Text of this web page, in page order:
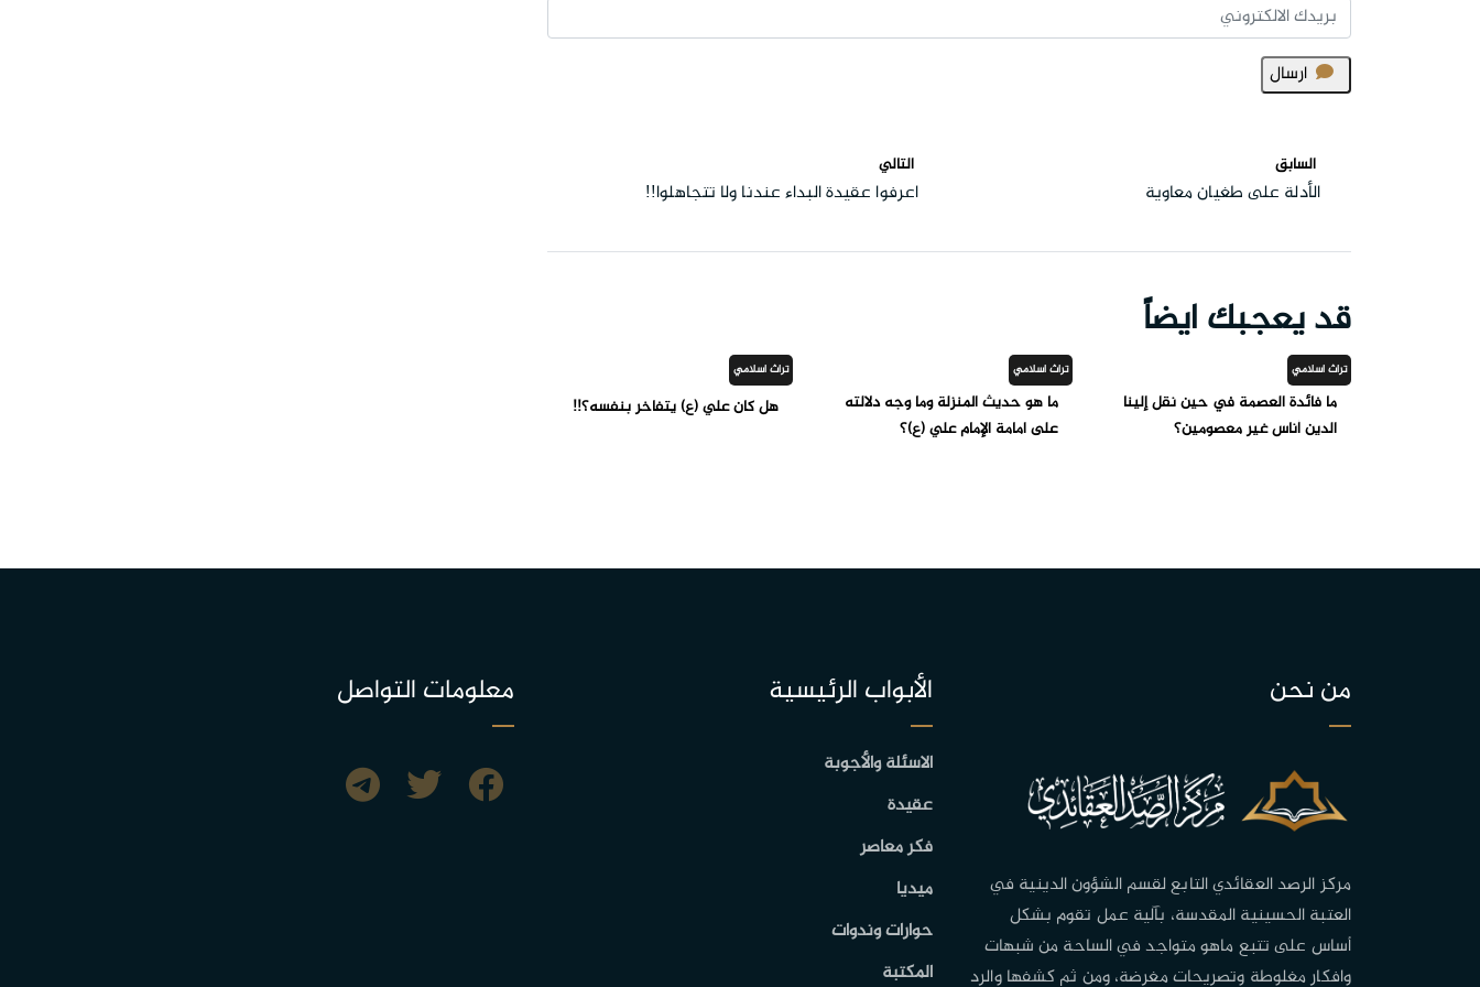
ارسال
السابق
الأدلة على طغيان معاوية
التالي
اعرفوا عقيدة البداء عندنا ولا تتجاهلوا!!
قد يعجبك ايضاً
تراث اسلامي
ما فائدة العصمة في حين نقل إلينا
الدين أناس غير معصومين؟
تراث اسلامي
ما هو حديث المنزلة وما وجه دلالته
على امامة الإمام علي (ع)؟
تراث اسلامي
هل كان علي (ع) يتفاخر بنفسه؟!!
من نحن
مركز الرصد العقائدي التابع لقسم الشؤون الدينية في
العتبة الحسينية المقدسة، بآلية عمل تقوم بشكل
أساس على تتبع ماهو متواجد في الساحة من شبهات
وافكار مغلوطة وتصريحات مغرضة، ومن ثم كشفها والرد
الأبواب الرئيسية
الاسئلة والأجوبة
عقيدة
فكر معاصر
ميديا
حوارات وندوات
المكتبة
معلومات التواصل